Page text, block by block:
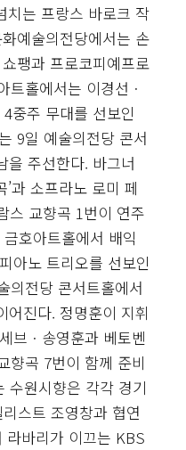
치는 프랑스 바로크 작
예술의전당에서는 손
팽과 프로코피예프로
트홀에서는 이경선ㆍ
중주 무대를 선보인
9일 예술의전당 콘서
을 주선한다. 바그너
과 소프라노 로미 페
스 교향곡 1번이 연주
호아트홀에서 배익
아노 트리오를 선보인
의전당 콘서트홀에서
어진다. 정명훈이 지휘
브ㆍ송영훈과 베토벤
향곡 7번이 함께 준비
수원시향은 각각 경기
스트 조영창과 협연
라바리가 이끄는 KBS